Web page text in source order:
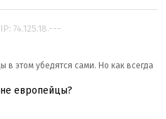
IP: 74.125.18.---
в этом убедятся сами. Но как всегда
европейцы?